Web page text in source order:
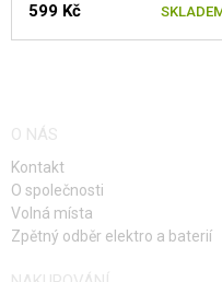
599 Kč
O NÁS
Kontakt
O společnosti
Volná místa
Zpětný odběr elektro a baterií